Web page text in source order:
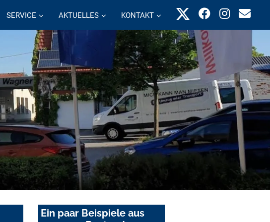
SERVICE AKTUELLES KONTAKT
Ein paar Beispiele aus